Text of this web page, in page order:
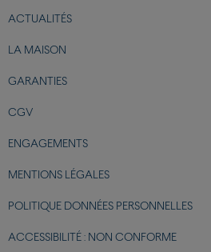
ACTUALITÉS
LA MAISON
GARANTIES
CGV
ENGAGEMENTS
MENTIONS LÉGALES
POLITIQUE DONNÉES PERSONNELLES
ACCESSIBILITÉ : NON CONFORME